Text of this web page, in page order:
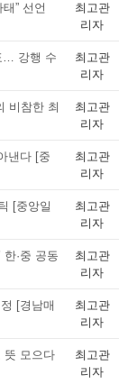
” 선언
최고관
리자
… 강행 수
최고관
리자
비참한 최
최고관
리자
낸다 [중
최고관
리자
[중앙일
최고관
리자
·중 공동
최고관
리자
[경남매
최고관
리자
뜻 모으다
최고관
리자